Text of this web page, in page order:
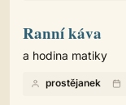
Ranní káva
a hodina matiky
prostějanek